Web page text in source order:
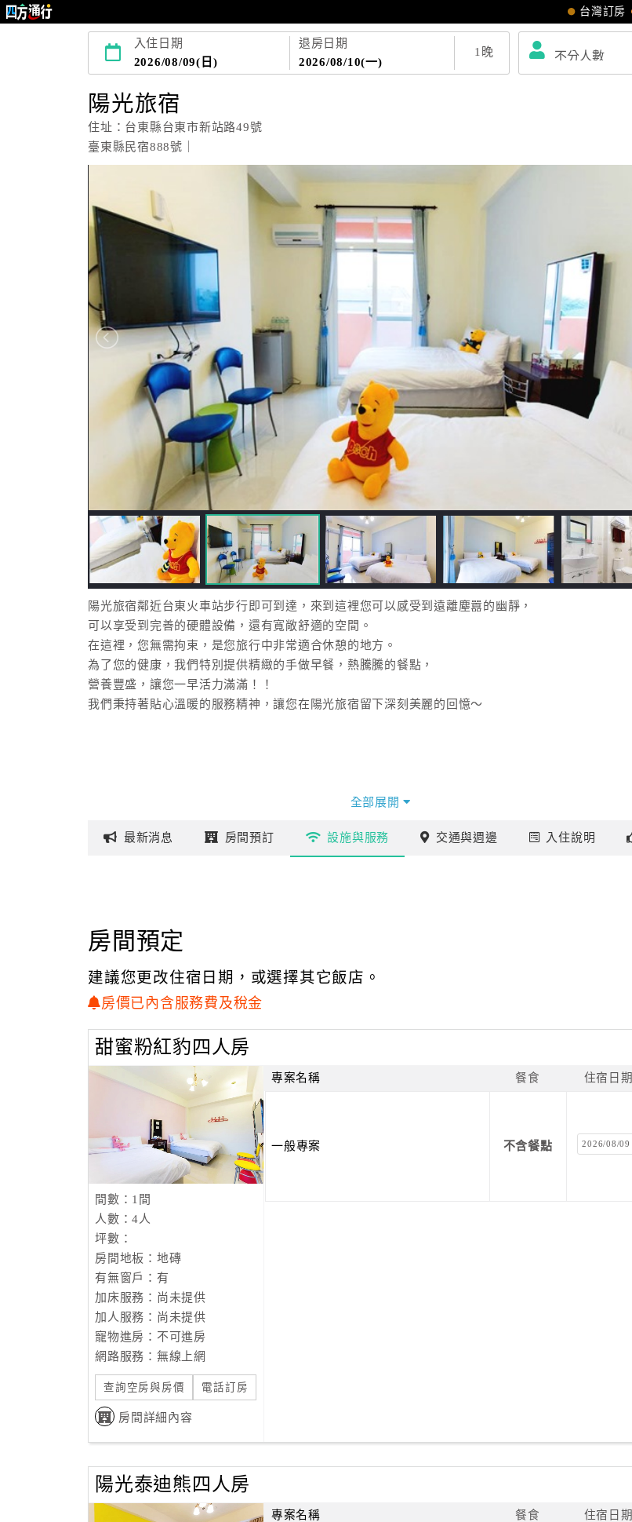
台灣訂房
入住日期
2026/08/09(日)
退房日期
2026/08/10(一)
1 晚
陽光旅宿
住址：台東縣台東市新站路49號
臺東縣民宿888號｜
陽光旅宿鄰近台東火車站步行即可到達，來到這裡您可以感受到遠離塵囂的幽靜，
可以享受到完善的硬體設備，還有寬敞舒適的空間。
在這裡，您無需拘束，是您旅行中非常適合休憩的地方。
為了您的健康，我們特別提供精緻的手做早餐，熱騰騰的餐點，
營養豐盛，讓您一早活力滿滿！！
我們秉持著貼心溫暖的服務精神，讓您在陽光旅宿留下深刻美麗的回憶～
全部展開
最新消息 房間預訂 設施與服務 交通與週邊 入住說明
房間預定
建議您更改住宿日期，或選擇其它飯店。
房價已內含服務費及稅金
甜蜜粉紅豹四人房
間數：1間
人數：4人
坪數：
房間地板：地磚
有無窗戶：有
加床服務：尚未提供
加人服務：尚未提供
寵物進房：不可進房
網路服務：無線上網
查詢空房與房價 電話訂房
房間詳細內容
專案名稱 餐食 住宿日期
一般專案 不含餐點 2026/08/09
陽光泰迪熊四人房
專案名稱 餐食 住宿日期